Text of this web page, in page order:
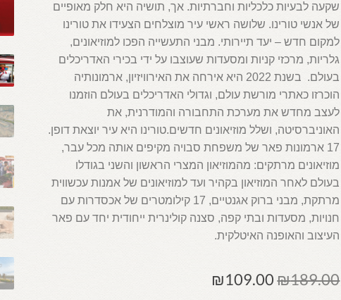
שקעה לבעיות כלכליות וחברתיות. אך, תושיה היא חלק מאופיים
של אנשי טורינו. שלושה ראשי עיר מוצלחים הצעידו את טורינו
למקום חדש – יעד תיירותי. מבני התעשייה הפכו למוזיאונים,
גלריות, מרכזי קניות ומסעדות שעוצבו על ידי בכירי האדריכלים
בעולם. בשנת 2022 היא אירחה את האירוויזיון, ארמונותיה
הוכרזו כאתרי מורשת עולם, וגדולי האדריכלים בעולם הוזמנו
לעצב מחדש את מערכת התחבורה והמודרנית, את
האוניברסיטה, ושלל מוזיאונים חדשים.טורינו היא עיר יוצאת דופן.
17 ארמונות פאר של משפחת סבויה מקיפים אותה מכל עבר,
מוזיאונים מרתקים: מהמוזיאון המצרי הראשון והשני בגודלו
בעולם לאחר המוזיאון בקהיר ועד למוזיאונים של אמנות עכשווית
מרתקת, מבני ברוק אגנטיים, 17 קילומטרים של אכסדרות עם
חנויות, מסעדות ובתי קפה, סצנה קולינרית ייחודית יחד עם פאר
העיצוב והאופנה האיטלקית.
₪189.00
המחיר ₪109.00